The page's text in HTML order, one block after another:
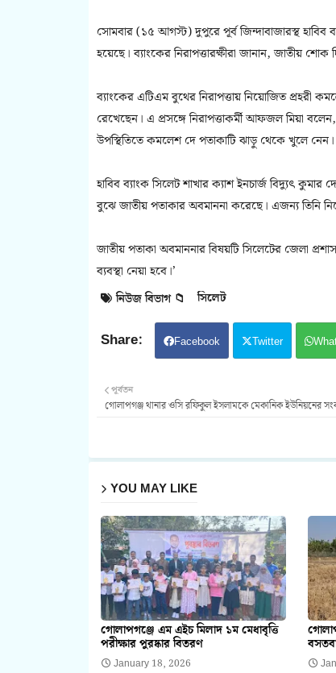
সোমবার (১৫ আগস্ট) দুপুরে পূর্ব জিন্দাবাজারস্থ হাবিব
হয়েছে। ব্যাংকের নিরাপত্তারক্ষীরা জানান, জাতীয়
ব্যাংকের এটিএম বুথের নিরাপত্তায় নিয়োজিত প্রহরী
রেখেছেন। এ প্রসঙ্গে নিরাপত্তাকর্মী আফজল মিয়া
উপস্থিতিতে কমলেশ দে পতাকাটি ঝাড়ু থেকে খুলে নেন।
হাবিব ব্যাংক সিলেট শাখার ক্যাশ ইনচার্জ বিদ্যুৎ কুমার
বুঝে জাতীয় পতাকার অবমাননা করেছে। এজন্য তিনি
জাতীয় পতাকা অবমাননার বিষয়টি সিলেটের জেলা
ব্যবস্থা নেয়া হবে।’
নিউজ বিভাগ 📁 সিলেট
Facebook Twitter
পূর্বতন
গোলাপগঞ্জ থানার ওসি রফিকুল ইসলামকে মেকানিক ইউনিয়নের
YOU MAY LIKE
গোলাপগঞ্জে এম এইচ মিলাদ ১ম মেধাবৃত্তি
পরীক্ষার পুরষ্কার বিতরণ
January 18, 2026